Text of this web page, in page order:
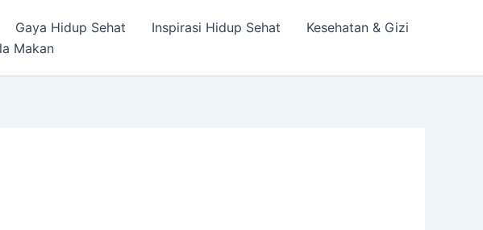
Gaya Hidup Sehat Inspirasi Hidup Sehat
Kesehatan & Gizi
Makan